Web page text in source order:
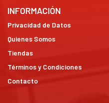
INFORMACIÓN
Privacidad de Datos
Quienes Somos
Tiendas
Términos y Condiciones
Contacto